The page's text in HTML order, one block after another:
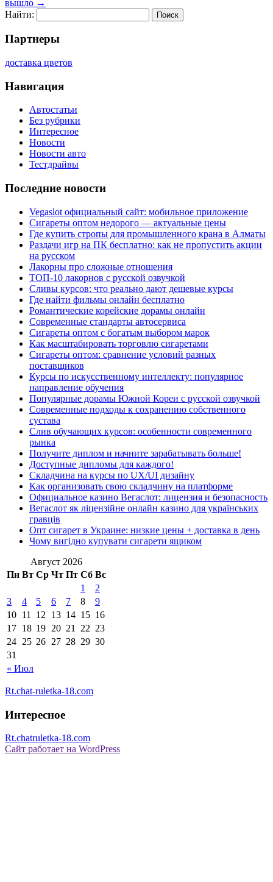
вышло →
Найти:
Партнеры
доставка цветов
Навигация
Автостатьи
Без рубрики
Интересное
Новости
Новости авто
Тестдрайвы
Последние новости
Vegaslot официальный сайт: мобильное приложение
Сигареты оптом недорого — актуальные цены
Где купить стропы для промышленного крана в Алматы
Раздачи игр на ПК бесплатно: как не пропустить акции
на русском
Лакорны про сложные отношения
ТОП-10 лакорнов с русской озвучкой
Сливы курсов: что реально дают дешевые курсы
Где найти фильмы онлайн бесплатно
Романтические корейские дорамы онлайн
Современные стандарты автосервиса
Сигареты оптом с богатым выбором марок
Как масштабировать торговлю сигаретами
Сигареты оптом: сравнение условий разных
поставщиков
Курсы по искусственному интеллекту: популярное
направление обучения
Популярные дорамы Южной Кореи с русской озвучкой
Современные подходы к сохранению собственного
сустава
Слив обучающих курсов: особенности современного
рынка
Получите диплом и начните зарабатывать больше!
Доступные дипломы для каждого!
Складчина на курсы по UX/UI дизайну
Как организовать свою складчину на платформе
Официальное казино Вегаслот: лицензия и безопасность
Вегаслот як ліцензійне онлайн казино для українських
гравців
Опт сигарет в Украине: низкие цены + доставка в день
Чому вигідно купувати сигарети ящиком
Август 2026
Пн Вт Ср Чт Пт Сб Вс
« Июл
1
2
3
4 5 6 7 8
9
10 11 12 13 14 15 16
17 18 19 20 21 22 23
24 25 26 27 28 29 30
31
Rt.chat-ruletka-18.com
Интересное
Rt.chatruletka-18.com
Сайт работает на WordPress